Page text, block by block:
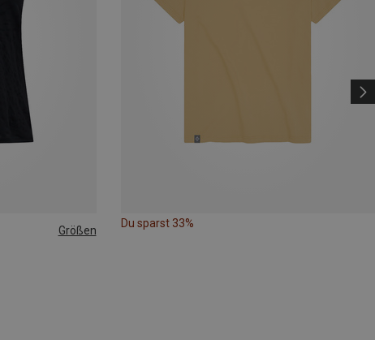
Größen
Du sparst 33%